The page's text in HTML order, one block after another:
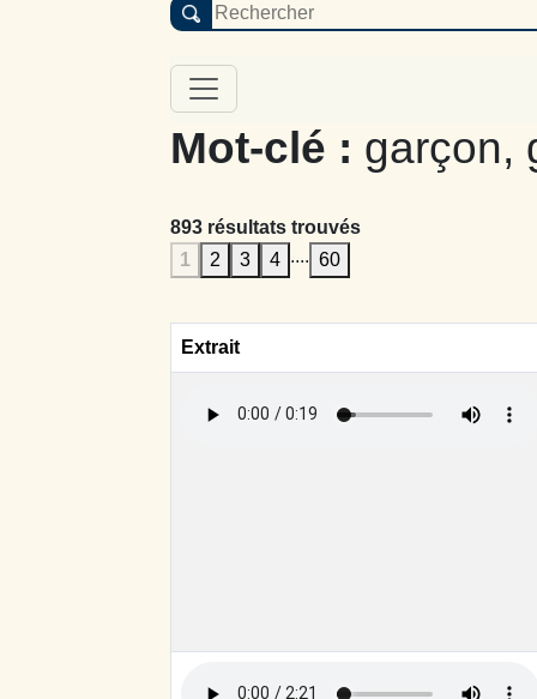
Mot-clé : garçon,
893 résultats trouvés
1
2 3 4 .... 60
Extrait